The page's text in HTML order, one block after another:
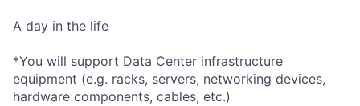
A day in the life
*You will support Data Center infrastructure
equipment (e.g. racks, servers, networking devices,
hardware components, cables, etc.)